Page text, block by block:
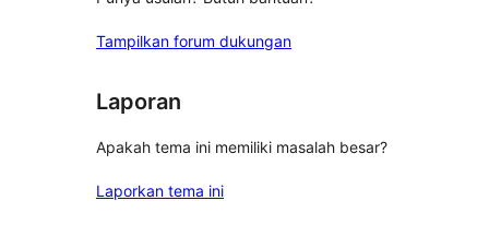
Tampilkan forum dukungan
Laporan
Apakah tema ini memiliki masalah besar?
Laporkan tema ini